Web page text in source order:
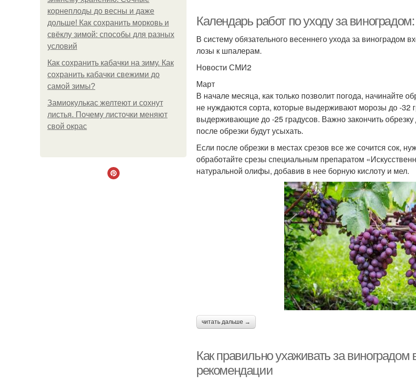
корнеплоды до весны и даже
дольше! Как сохранить морковь и
свёклу зимой: способы для разных
условий
Как сохранить кабачки на зиму. Как
сохранить кабачки свежими до
самой зимы?
Замиокулькас желтеют и сохнут
листья. Почему листочки меняют
свой окрас
Календарь работ по уходу за
В систему обязательного весеннего ухода за виноградом
лозы к шпалерам.
Новости СМИ2
Март
В начале месяца, как только позволит погода, начинайте
не нуждаются сорта, которые выдерживают морозы до -32
выдерживающие до -25 градусов. Важно закончить обрезку
после обрезки будут усыхать.
Если после обрезки в местах срезов все же сочится сок,
обработайте срезы специальным препаратом
натуральной олифы, добавив в нее борную кислоту и мел.
читать дальше →
Как правильно ухаживать за виноградом
рекомендации